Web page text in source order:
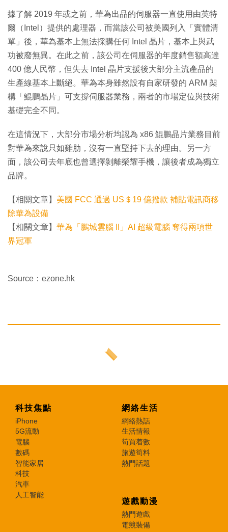
據了解 2019 年或之前，華為出品的伺服器一直使用由英特
爾（Intel）提供的處理器，而當該公司被美國列入「實體清
單」後，華為基本上無法採購任何 Intel 晶片，基本上與武
功被廢無異。在此之前，該公司在伺服器的年度銷售額高達
400 億人民幣，但失去 Intel 晶片支援後大部分主流產品的
生產線基本上斷絕。華為本身雖然設有自家研發的 ARM 架
構「鯤鵬晶片」可支撐伺服器業務，兩者的市場定位與技術
基礎完全不同。
在這情況下，大部分市場分析均認為 x86 鯤鵬晶片業務目前
對華為來說只如雞肋，沒有一直堅持下去的理由。另一方
面，該公司去年底也曾選擇剝離榮耀手機，讓後者成為獨立
品牌。
【相關文章】 美國 FCC 通過 US＄19 億撥款 補貼電訊商移
除華為設備
【相關文章】 華為「鵬城雲腦 II」AI 超級電腦 奪得兩項世
界冠軍
Source：ezone.hk
科技焦點
iPhone
5G流動
電腦
數碼
智能家居
科技
汽車
人工智能
網絡生活
網絡熱話
生活情報
筍買着數
旅遊筍料
熱門話題
遊戲動漫
熱門遊戲
電競裝備